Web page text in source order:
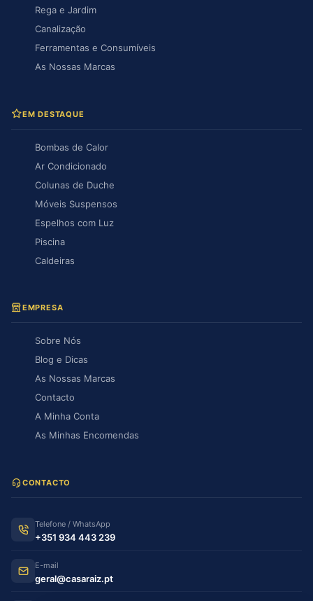
Rega e Jardim
Canalização
Ferramentas e Consumíveis
As Nossas Marcas
EM DESTAQUE
Bombas de Calor
Ar Condicionado
Colunas de Duche
Móveis Suspensos
Espelhos com Luz
Piscina
Caldeiras
EMPRESA
Sobre Nós
Blog e Dicas
As Nossas Marcas
Contacto
A Minha Conta
As Minhas Encomendas
CONTACTO
Telefone / WhatsApp
+351 934 443 239
E-mail
geral@casaraiz.pt